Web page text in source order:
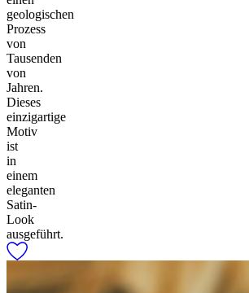
geologischen
Prozess
von
Tausenden
von
Jahren.
Dieses
einzigartige
Motiv
ist
in
einem
eleganten
Satin-
Look
ausgeführt.